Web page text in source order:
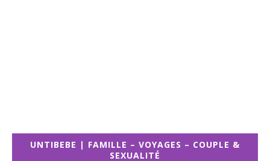
UNTIBEBE | FAMILLE – VOYAGES – COUPLE &
SEXUALITÉ